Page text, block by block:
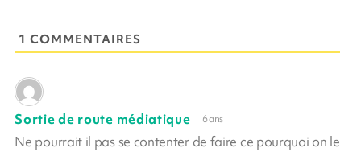
1 COMMENTAIRES
Sortie de route médiatique 6 ans
Ne pourrait il pas se contenter de faire ce pourquoi on le